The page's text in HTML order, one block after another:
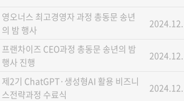
영오너스 최고경영자 과정 총동문 송년
의 밤 행사
프랜차이즈 CEO과정 총동문 송년의 밤
행사 진행
제2기 ChatGPT·생성형AI 활용 비즈니
스전략과정 수료식